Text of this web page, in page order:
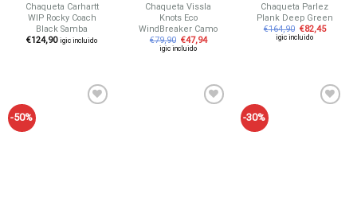
Chaqueta Carhartt
WIP Rocky Coach
Black Samba
€124,90 igic incluido
Chaqueta Vissla
Knots Eco
WindBreaker Camo
€79,90 €47,94
igic incluido
Chaqueta Parlez
Plank Deep Green
€164,90 €82,45
igic incluido
-50% -30%